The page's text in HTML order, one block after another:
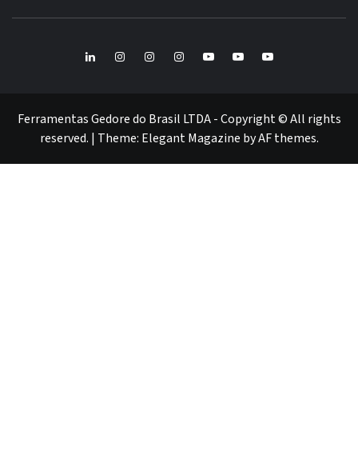
LinkedInInstagramInstagramInstagramYoutubeYoutubeYoutube
Ferramentas Gedore do Brasil LTDA - Copyright © All rights
reserved. | Theme: Elegant Magazine byAF themes.